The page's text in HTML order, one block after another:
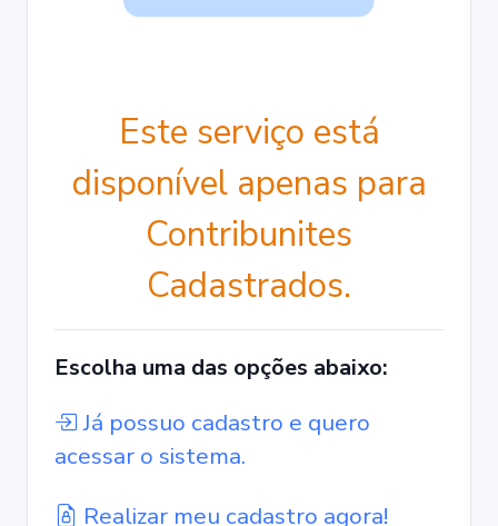
Este serviço está
disponível apenas para
Contribunites
Cadastrados.
Escolha uma das opções abaixo:
Já possuo cadastro e quero
acessar o sistema.
Realizar meu cadastro agora!